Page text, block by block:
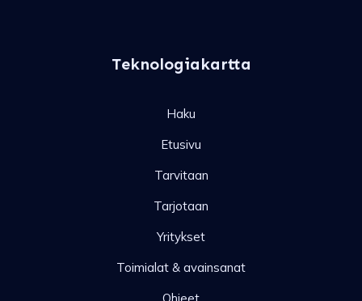
Teknologiakartta
Haku
Etusivu
Tarvitaan
Tarjotaan
Yritykset
Toimialat & avainsanat
Ohjeet